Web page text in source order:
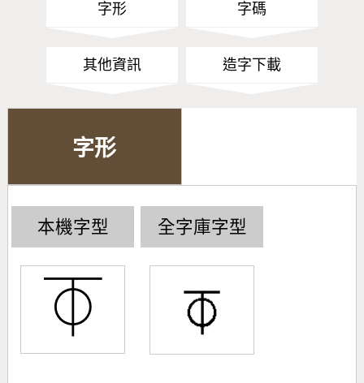
字形 字碼
其他資訊 造字下載
字形
本機字型
⏁
全字庫字型